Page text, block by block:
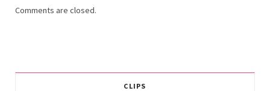
Comments are closed.
CLIPS